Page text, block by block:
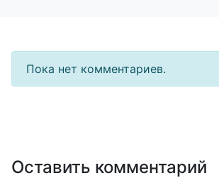
Пока нет комментариев.
Оставить комментарий